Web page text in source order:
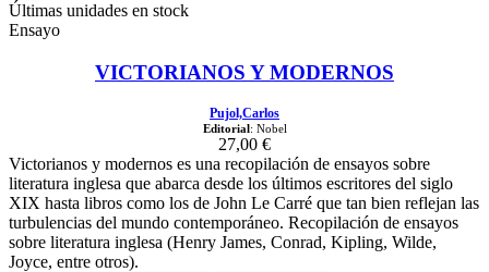
Últimas unidades en stock
Ensayo
VICTORIANOS Y MODERNOS
Pujol,Carlos
Editorial: Nobel
27,00 €
Victorianos y modernos es una recopilación de ensayos sobre
literatura inglesa que abarca desde los últimos escritores del siglo
XIX hasta libros como los de John Le Carré que tan bien reflejan las
turbulencias del mundo contemporáneo. Recopilación de ensayos
sobre literatura inglesa (Henry James, Conrad, Kipling, Wilde,
Joyce, entre otros).